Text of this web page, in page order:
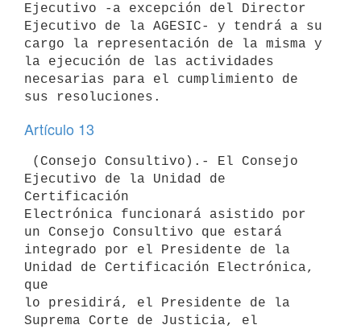
Ejecutivo -a excepción del Director
Ejecutivo de la AGESIC- y tendrá a su
cargo la representación de la misma y
la ejecución de las actividades
necesarias para el cumplimiento de
Artículo 13
Ejecutivo de la Unidad de
Certificación
Electrónica funcionará asistido por
un Consejo Consultivo que estará
integrado por el Presidente de la
Unidad de Certificación Electrónica,
que
lo presidirá, el Presidente de la
Suprema Corte de Justicia, el